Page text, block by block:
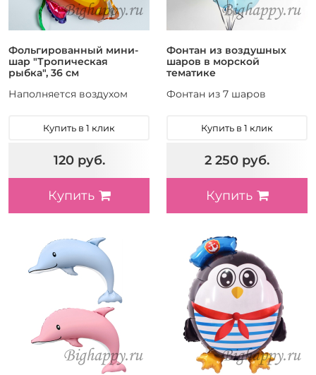
Фольгированный мини-
шар "Тропическая
рыбка", 36 см
Наполняется воздухом
Купить в 1 клик
120 руб.
Купить
Фонтан из воздушных
шаров в морской
тематике
Фонтан из 7 шаров
Купить в 1 клик
2 250 руб.
Купить